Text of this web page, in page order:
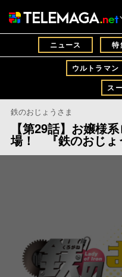
ニュース 特
ウルトラマン
ス
鉄のおじょうさま
【第29話】お嬢様
場！ 『鉄のおじょ